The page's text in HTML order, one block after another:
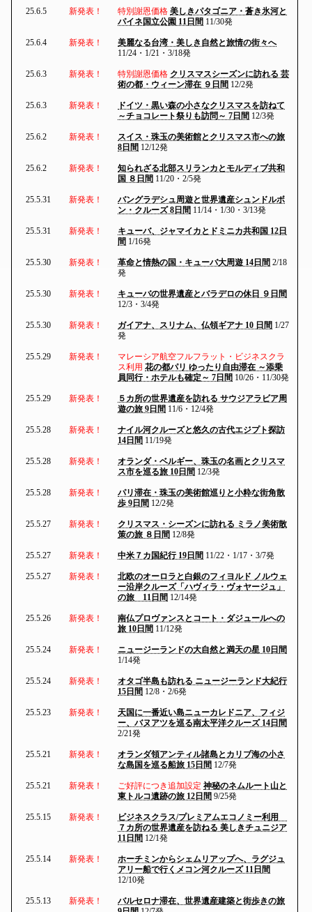
25.6.5 新発表！ 特別謝恩価格 美しきパタゴニア・蒼き氷河と
パイネ国立公園 11日間 11/30発
25.6.4 新発表！
美麗なる台湾・美しき自然と旅情の街々へ
11/24・1/21・3/18発
25.6.3 新発表！ 特別謝恩価格 クリスマスシーズンに訪れる 芸
術の都・ウィーン滞在 ９日間 12/2発
25.6.3 新発表！
ドイツ・黒い森の小さなクリスマスを訪ねて
～チョコレート祭りも訪問～ 7日間 12/3発
25.6.2 新発表！
スイス・珠玉の美術館とクリスマス市への旅
8日間 12/12発
25.6.2 新発表！
知られざる北部スリランカとモルディブ共和
国 ８日間 11/20・2/5発
25.5.31 新発表！
バングラデシュ周遊と世界遺産シュンドルボ
ン・クルーズ 8日間 11/14・1/30・3/13発
25.5.31 新発表！
キューバ、ジャマイカとドミニカ共和国 12日
間 1/16発
25.5.30 新発表！ 革命と情熱の国・キューバ大周遊 14日間 2/18
発
25.5.30 新発表！
キューバの世界遺産とバラデロの休日 ９日間
12/3・3/4発
25.5.30 新発表！ ガイアナ、スリナム、仏領ギアナ 10 日間 1/27
発
25.5.29 新発表！
マレーシア航空フルフラット・ビジネスクラ
ス利用 花の都パリ ゆったり自由滞在 ～添乗
員同行・ホテルも確定～ 7日間 10/26・11/30発
25.5.29 新発表！
５カ所の世界遺産を訪れる サウジアラビア周
遊の旅 9日間 11/6・12/4発
25.5.28 新発表！
ナイル河クルーズと悠久の古代エジプト探訪
14日間 11/19発
25.5.28 新発表！
オランダ・ベルギー、珠玉の名画とクリスマ
ス市を巡る旅 10日間 12/3発
25.5.28 新発表！
パリ滞在・珠玉の美術館巡りと小粋な街角散
歩 9日間 12/2発
25.5.27 新発表！
クリスマス・シーズンに訪れる ミラノ美術散
策の旅 ８日間 12/8発
25.5.27 新発表！ 中米７カ国紀行 19日間 11/22・1/17・3/7発
25.5.27 新発表！
北欧のオーロラと白銀のフィヨルド ノルウェ
ー沿岸クルーズ「ハヴィラ・ヴォヤージュ」
の旅 11日間 12/14発
25.5.26 新発表！
南仏プロヴァンスとコート・ダジュールへの
旅 10日間 11/12発
25.5.24 新発表！
ニュージーランドの大自然と満天の星 10日間
1/14発
25.5.24 新発表！
オタゴ半島も訪れる ニュージーランド大紀行
15日間 12/8・2/6発
25.5.23 新発表！
天国に一番近い島ニューカレドニア、フィジ
ー、バヌアツを巡る南太平洋クルーズ 14日間
2/21発
25.5.21 新発表！
オランダ領アンティル諸島とカリブ海の小さ
な島国を巡る船旅 15日間 12/7発
25.5.21 新発表！ ご好評につき追加設定 神秘のネムルート山と
東トルコ遺跡の旅 12日間 9/25発
25.5.15 新発表！
ビジネスクラス/プレミアムエコノミー利用
７カ所の世界遺産を訪ねる 美しきチュニジア
11日間 12/1発
25.5.14 新発表！
ホーチミンからシェムリアップへ、ラグジュ
アリー船で行くメコン河クルーズ 11日間
12/10発
25.5.13 新発表！
バルセロナ滞在、世界遺産建築と街歩きの旅